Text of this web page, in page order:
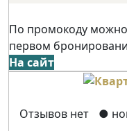
По промокоду можно
первом
На сайт
Отзывов нет ●